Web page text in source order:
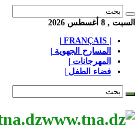
السبت , 8 أغسطس 2026
المسارح الجهوية |
المهرجانات |
فضاء الطفل |